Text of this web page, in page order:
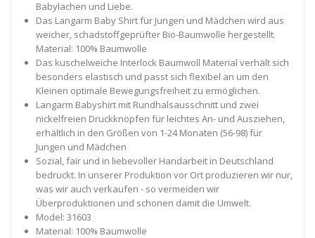
Babylachen und Liebe.
Das Langarm Baby Shirt für Jungen und Mädchen wird aus
weicher, schadstoffgeprüfter Bio-Baumwolle hergestellt.
Material: 100% Baumwolle
Das kuschelweiche Interlock Baumwoll Material verhält sich
besonders elastisch und passt sich flexibel an um den
Kleinen optimale Bewegungsfreiheit zu ermöglichen.
Langarm Babyshirt mit Rundhalsausschnitt und zwei
nickelfreien Druckknöpfen für leichtes An- und Ausziehen,
erhältlich in den Größen von 1-24 Monaten (56-98) für
Jungen und Mädchen
Sozial, fair und in liebevoller Handarbeit in Deutschland
bedruckt. In unserer Produktion vor Ort produzieren wir nur,
was wir auch verkaufen - so vermeiden wir
Überproduktionen und schonen damit die Umwelt.
Model: 31603
Material: 100% Baumwolle